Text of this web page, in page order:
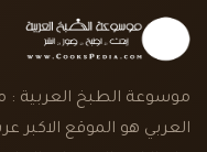
موسوعة الطبخ العربية
العربي هو الموقع الاكبر